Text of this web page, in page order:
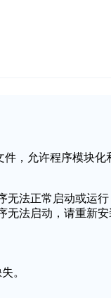
件，允许程序模块
无法正常启动或运
无法启动，请重新安
。